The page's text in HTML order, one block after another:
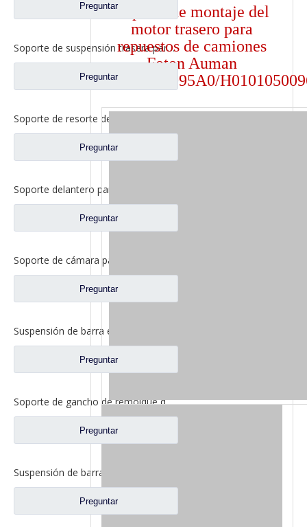
Preguntar
Soporte de suspensión trasera para repuestos de camiones Foton Auman H4101050027A0/H4101050028A0
Preguntar
Preguntar
Preguntar
Preguntar
Preguntar
Soporte de gancho de remolque delantero para repuestos de camiones Foton Auman H0403111010A0
Preguntar
Preguntar
Soporte de montaje del
motor trasero para
repuestos de camiones
Foton Auman
H0101050095A0/